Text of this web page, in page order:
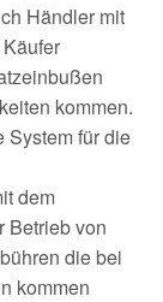
Händler mit
kommen.
System für die
dem
Betrieb von
die bei
kommen